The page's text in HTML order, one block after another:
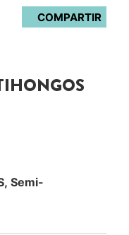
COMPARTIR
Semi-